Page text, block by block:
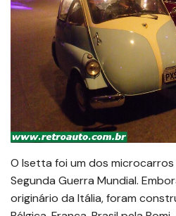
O Isetta foi um dos
Segunda Guerra Mundial.
originário da Itália, foram